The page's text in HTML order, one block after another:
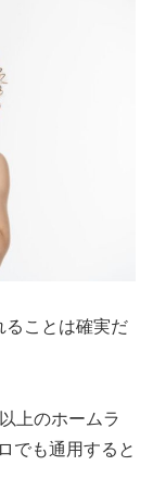
ることは確実だ
上のホームラ
でも通用すると